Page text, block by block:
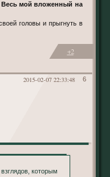
Весь мой вложенный на
головы и прыгнуть в
+2
6
2015-02-07 22:33:48